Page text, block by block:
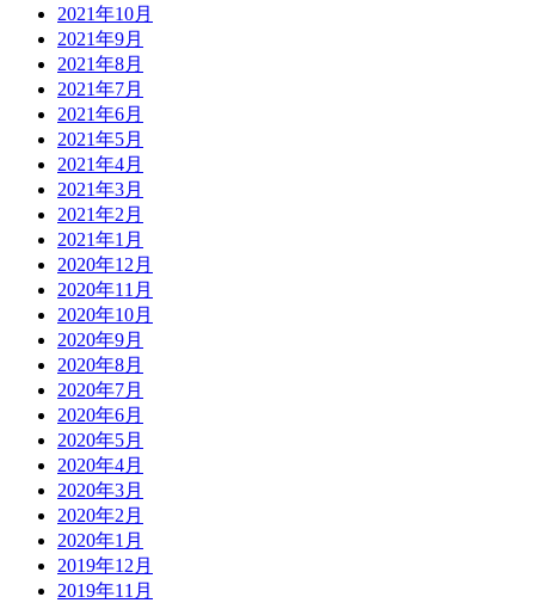
2021年10月
2021年9月
2021年8月
2021年7月
2021年6月
2021年5月
2021年4月
2021年3月
2021年2月
2021年1月
2020年12月
2020年11月
2020年10月
2020年9月
2020年8月
2020年7月
2020年6月
2020年5月
2020年4月
2020年3月
2020年2月
2020年1月
2019年12月
2019年11月